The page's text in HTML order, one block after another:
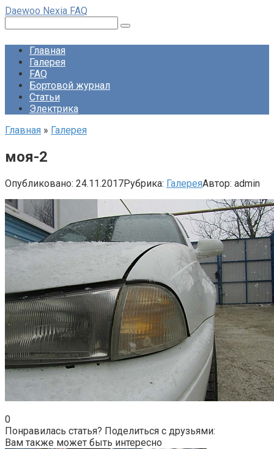
Перейти
контенту
Daewoo Nexia FAQ
Главная
Галерея
FAQ
Бортовой журнал
Статьи
Электрика
Главная » Галерея
моя-2
Опубликовано: 24.11.2017Рубрика: ГалереяАвтор: admin
0
Понравилась статья? Поделиться с друзьями:
Вам также может быть интересно